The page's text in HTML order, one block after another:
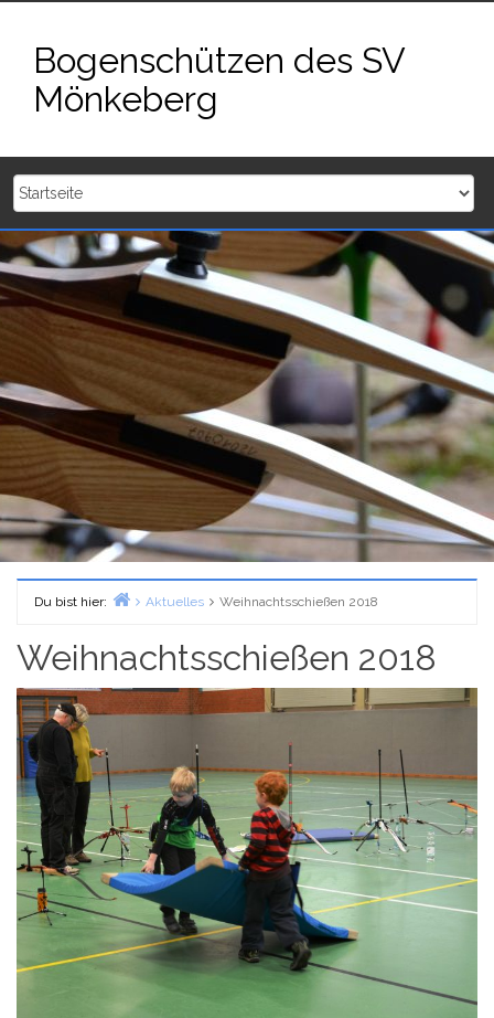
springenBogenschützen des SV
Mönkeberg
Du bist hier:
Aktuelles Weihnachtsschießen 2018
Weihnachtsschießen 2018